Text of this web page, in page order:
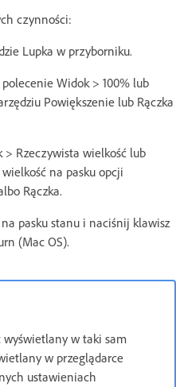
czynności:
Lupka w przyborniku.
Widok > 100% lub
Powiększenie lub Rączka
Rzeczywista wielkość lub
na pasku opcji
Rączka.
pasku stanu i naciśnij klawisz
(Mac OS).
wyświetlany w taki sam
w przeglądarce
ustawieniach